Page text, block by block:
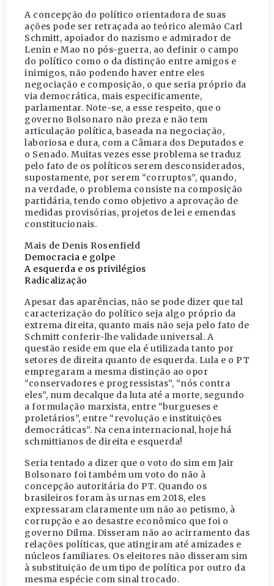
A concepção do político orientadora de suas
ações pode ser retraçada ao teórico alemão Carl
Schmitt, apoiador do nazismo e admirador de
Lenin e Mao no pós-guerra, ao definir o campo
do político como o da distinção entre amigos e
inimigos, não podendo haver entre eles
negociação e composição, o que seria próprio da
via democrática, mais especificamente,
parlamentar. Note-se, a esse respeito, que o
governo Bolsonaro não preza e não tem
articulação política, baseada na negociação,
laboriosa e dura, com a Câmara dos Deputados e
o Senado. Muitas vezes esse problema se traduz
pelo fato de os políticos serem desconsiderados,
supostamente, por serem “corruptos”, quando,
na verdade, o problema consiste na composição
partidária, tendo como objetivo a aprovação de
medidas provisórias, projetos de lei e emendas
constitucionais.
Mais de Denis Rosenfield
Democracia e golpe
A esquerda e os privilégios
Radicalização
Apesar das aparências, não se pode dizer que tal
caracterização do político seja algo próprio da
extrema direita, quanto mais não seja pelo fato de
Schmitt conferir-lhe validade universal. A
questão reside em que ela é utilizada tanto por
setores de direita quanto de esquerda. Lula e o PT
empregaram a mesma distinção ao opor
“conservadores e progressistas”, “nós contra
eles”, num decalque da luta até a morte, segundo
a formulação marxista, entre “burgueses e
proletários”, entre “revolução e instituições
democráticas”. Na cena internacional, hoje há
schmittianos de direita e esquerda!
Seria tentado a dizer que o voto do sim em Jair
Bolsonaro foi também um voto do não à
concepção autoritária do PT. Quando os
brasileiros foram às urnas em 2018, eles
expressaram claramente um não ao petismo, à
corrupção e ao desastre econômico que foi o
governo Dilma. Disseram não ao acirramento das
relações políticas, que atingiram até amizades e
núcleos familiares. Os eleitores não disseram sim
à substituição de um tipo de política por outro da
mesma espécie com sinal trocado.